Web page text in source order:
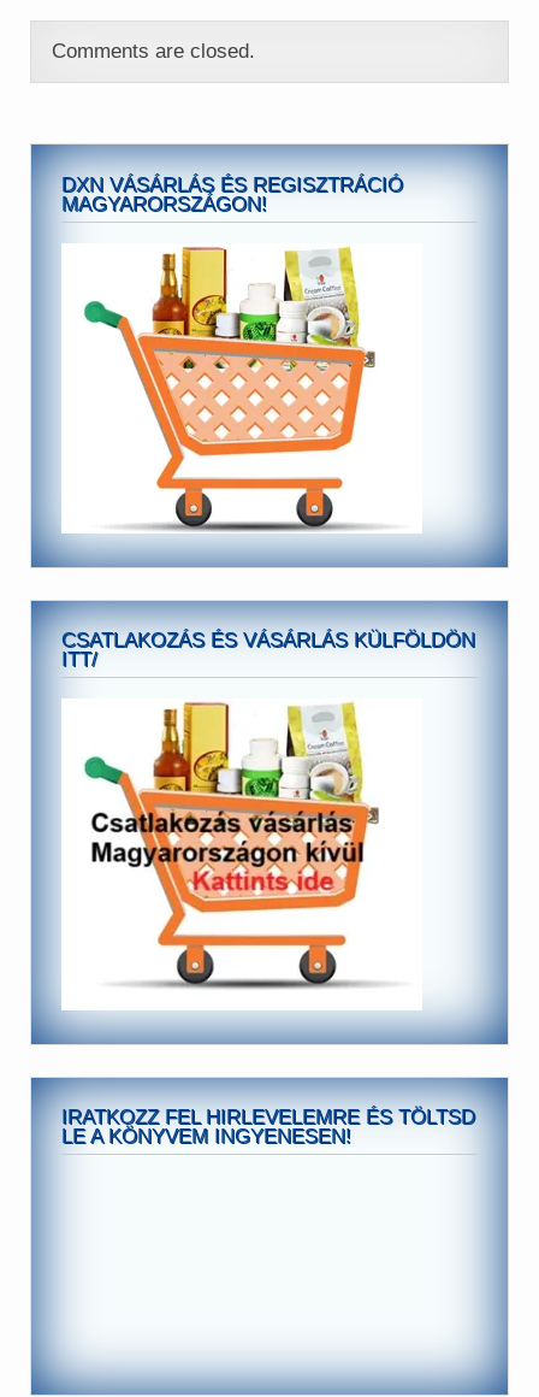
Comments are closed.
DXN VÁSÁRLÁS ÉS REGISZTRÁCIÓ
MAGYARORSZÁGON!
CSATLAKOZÁS ÉS VÁSÁRLÁS KÜLFÖLDÖN
ITT/
IRATKOZZ FEL HIRLEVELEMRE ÉS TÖLTSD
LE A KÖNYVEM INGYENESEN!